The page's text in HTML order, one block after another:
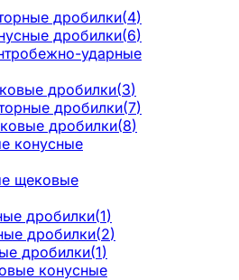
дробилки(4)
дробилки(6)
ударные
дробилки(3)
дробилки(7)
дробилки(8)
конусные
щековые
дробилки(1)
дробилки(2)
дробилки(1)
конусные